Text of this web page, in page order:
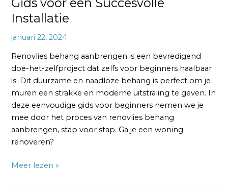
Installatie
januari 22, 2024
Renovlies behang aanbrengen is een bevredigend
doe-het-zelfproject dat zelfs voor beginners haalbaar
is. Dit duurzame en naadloze behang is perfect om je
muren een strakke en moderne uitstraling te geven. In
deze eenvoudige gids voor beginners nemen we je
mee door het proces van renovlies behang
aanbrengen, stap voor stap. Ga je een woning
renoveren?
Meer lezen »